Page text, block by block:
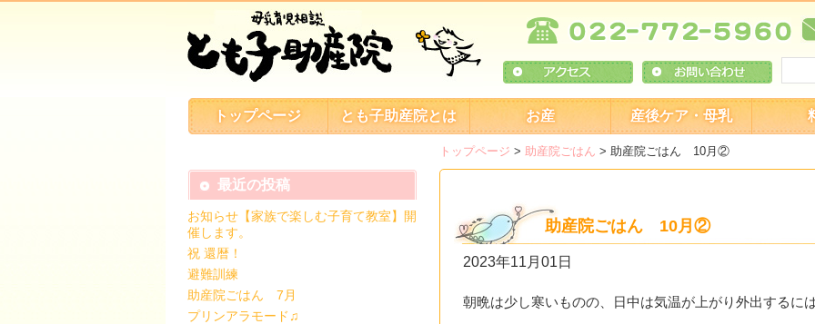
トップページ とも子助産院とは お産 産後ケア・母乳
トップページ > 助産院ごはん > 助産院ごはん 10月②
助産院ごはん 10月②
2023年11月01日
朝晩は少し寒いものの、日中は気温が上がり外出するに
最近の投稿
お知らせ【家族で楽しむ子育て教室】開
催します。
祝 還暦！
避難訓練
助産院ごはん 7月
プリンアラモード♫